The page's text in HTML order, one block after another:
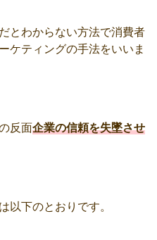
とわからない方法で消費者
ケティングの手法をいいま
反面企業の信頼を失墜させ
以下のとおりです。